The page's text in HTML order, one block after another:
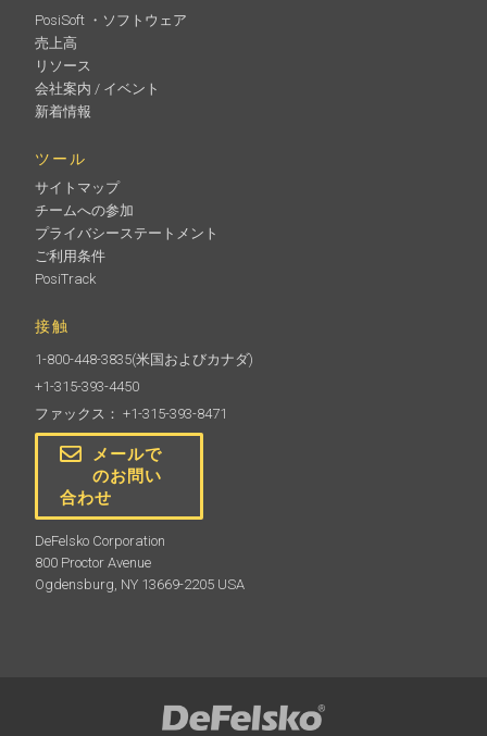
PosiSoft ・ソフトウェア
売上高
リソース
会社案内 / イベント
新着情報
ツール
サイトマップ
チームへの参加
プライバシーステートメント
ご利用条件
PosiTrack
接触
1-800-448-3835(米国およびカナダ)
+1-315-393-4450
ファックス： +1-315-393-8471
メールで
のお問い
合わせ
DeFelsko Corporation
800 Proctor Avenue
Ogdensburg, NY 13669-2205 USA